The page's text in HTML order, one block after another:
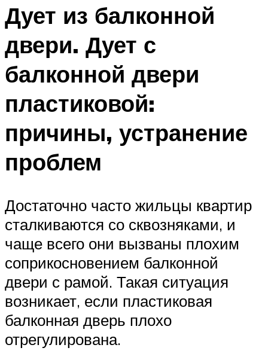
Дует из балконной
двери. Дует с
балконной двери
пластиковой:
причины, устранение
проблем
Достаточно часто жильцы квартир
сталкиваются со сквозняками, и
чаще всего они вызваны плохим
соприкосновением балконной
двери с рамой. Такая ситуация
возникает, если пластиковая
балконная дверь плохо
отрегулирована.